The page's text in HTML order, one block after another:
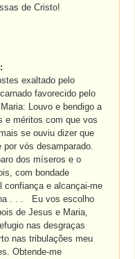
de Cristo!
exaltado pelo
favorecido pelo
Louvo e bendigo a
e méritos com que vos
se ouviu dizer que
vós desamparado.
dos míseros e o
com bondade
confiança e alcançai-me
. . . Eu vos escolho
de Jesus e Maria,
nas desgraças
nas tribulações meu
Obtende-me